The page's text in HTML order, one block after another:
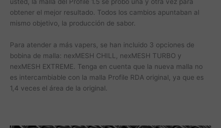
obtener el mejor resultado. Todos los cambios apuntaban al
mismo objetivo, la producción de sabor.
Para atender a más vapers, se han incluido 3 opciones de
bobina de malla: nexMESH CHILL, nexMESH TURBO y
nexMESH EXTREME. Tenga en cuenta que la nueva malla no
es intercambiable con la malla Profile RDA original, ya que es
1,4 veces el área de la original.